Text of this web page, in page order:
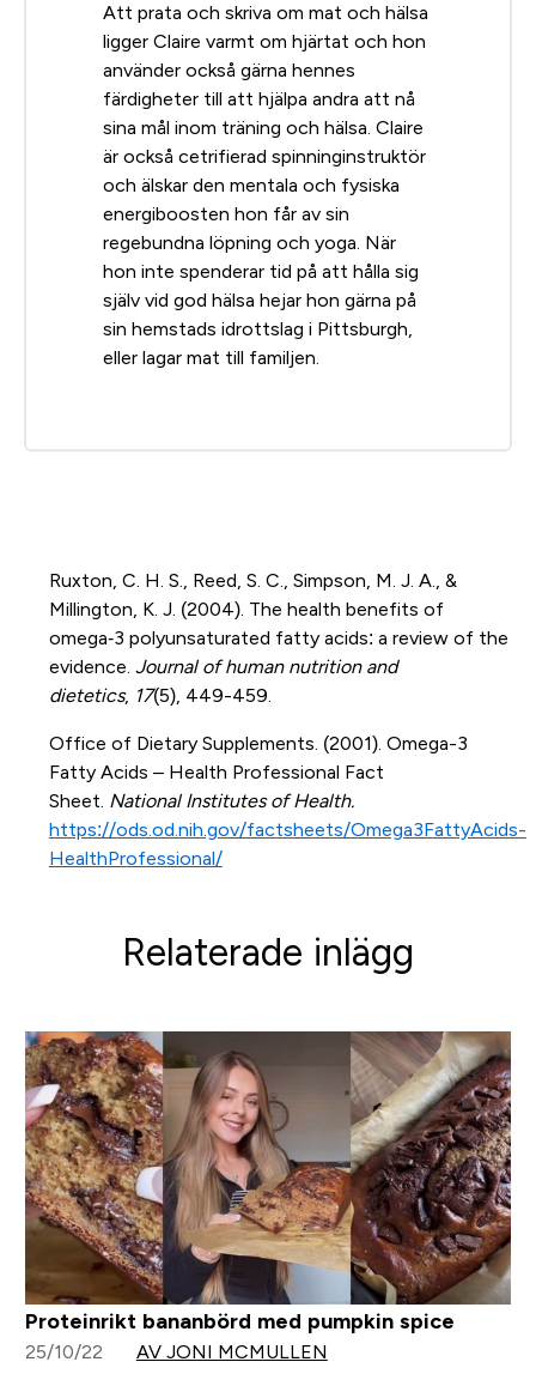
Att prata och skriva om mat och hälsa
ligger Claire varmt om hjärtat och hon
använder också gärna hennes
färdigheter till att hjälpa andra att nå
sina mål inom träning och hälsa. Claire
är också cetrifierad spinninginstruktör
och älskar den mentala och fysiska
energiboosten hon får av sin
regebundna löpning och yoga. När
hon inte spenderar tid på att hålla sig
själv vid god hälsa hejar hon gärna på
sin hemstads idrottslag i Pittsburgh,
eller lagar mat till familjen.
Ruxton, C. H. S., Reed, S. C., Simpson, M. J. A., &
Millington, K. J. (2004). The health benefits of
omega‐3 polyunsaturated fatty acids: a review of the
evidence. Journal of human nutrition and
dietetics, 17(5), 449-459.
Office of Dietary Supplements. (2001). Omega-3
Fatty Acids – Health Professional Fact
Sheet. National Institutes of Health.
https://ods.od.nih.gov/factsheets/Omega3FattyAcids-
HealthProfessional/
Relaterade inlägg
Proteinrikt bananbörd med pumpkin spice
25/10/22 AV JONI MCMULLEN